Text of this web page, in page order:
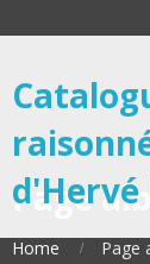
d'Hervé
Page
Home Page